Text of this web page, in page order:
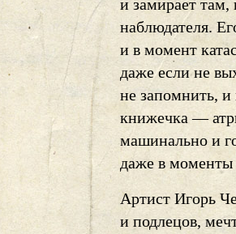
и замирает
наблюдателя.
и в момент
даже если не
не запомнить, и
книжечка —
машинально и
даже в моменты
Артист Игорь
и подлецов,